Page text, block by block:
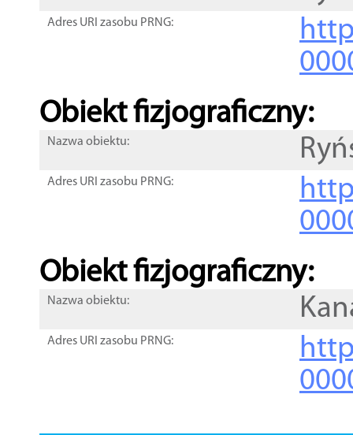
Adres URI zasobu PRNG:
Obiekt fizjograficzny:
Nazwa obiektu:
Adres URI zasobu PRNG:
Obiekt fizjograficzny:
Nazwa obiektu:
Adres URI zasobu PRNG: